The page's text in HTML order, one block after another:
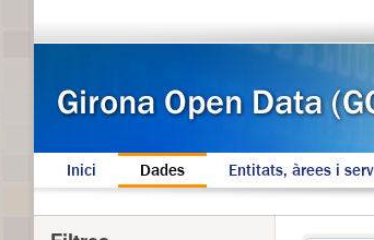
Inici Dades Entitats, àrees i